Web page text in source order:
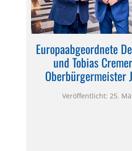
Europaabgeordnete
und Tobias
Oberbürgermeister
Veröffentlicht: 25.